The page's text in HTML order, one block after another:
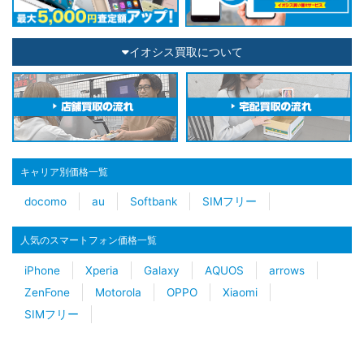
イオシス買取について
キャリア別価格一覧
docomo au Softbank SIMフリー
人気のスマートフォン価格一覧
iPhone Xperia Galaxy AQUOS
arrows
ZenFone
Motorola OPPO
Xiaomi
SIMフリー